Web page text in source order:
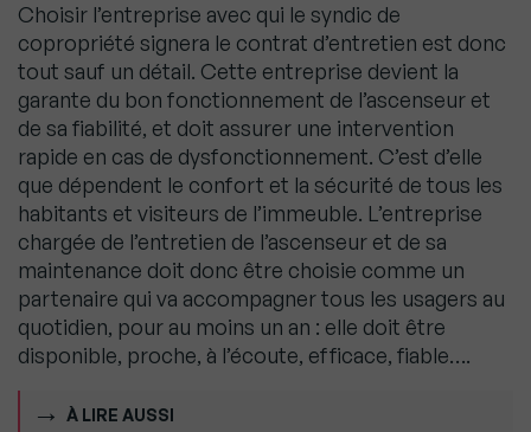
Choisir l’entreprise avec qui le syndic de
copropriété signera le contrat d’entretien est donc
tout sauf un détail. Cette entreprise devient la
garante du bon fonctionnement de l’ascenseur et
de sa fiabilité, et doit assurer une intervention
rapide en cas de dysfonctionnement. C’est d’elle
que dépendent le confort et la sécurité de tous les
habitants et visiteurs de l’immeuble. L’entreprise
chargée de l’entretien de l’ascenseur et de sa
maintenance doit donc être choisie comme un
partenaire qui va accompagner tous les usagers au
quotidien, pour au moins un an : elle doit être
disponible, proche, à l’écoute, efficace, fiable….
À LIRE AUSSI